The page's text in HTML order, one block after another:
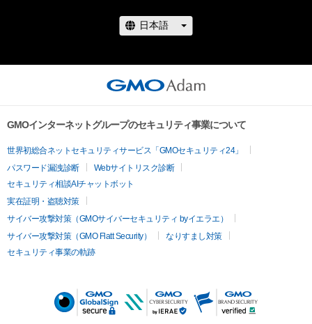
GMOインターネットグループのセキュリティ事業について
世界初総合ネットセキュリティサービス「GMOセキュリティ24」
パスワード漏洩診断
Webサイトリスク診断
セキュリティ相談AIチャットボット
実在証明・盗聴対策
サイバー攻撃対策（GMOサイバーセキュリティ byイエラエ）
サイバー攻撃対策（GMO Flatt Security）
なりすまし対策
セキュリティ事業の軌跡